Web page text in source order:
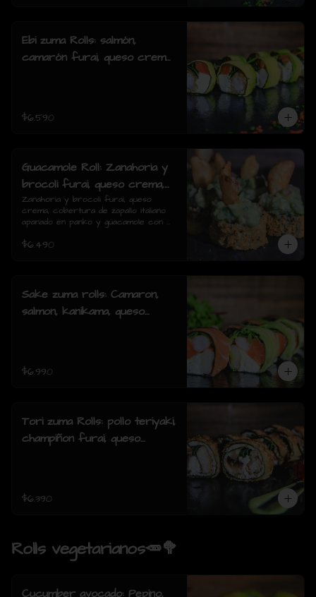
Ebi zuma Rolls: salmón,
camarón furai, queso crema,
$6.590
Guacamole Roll: Zanahoria y
brocoli furai, queso crema,
cobertura de zapallo italiano
apanado en panko y
(8 piezas)
Zanahoria y brocoli furai, queso
crema, cobertura de zapallo italiano
apanado en panko y guacamole con
$6.490
Sake zuma rolls: Camaron,
salmon, kanikama, queso
$6.990
Tori zuma Rolls: pollo teriyaki,
champiñon furai, queso
$6.390
Rolls vegetarianos🥕🥦
Cucumber avocado: Pepino,